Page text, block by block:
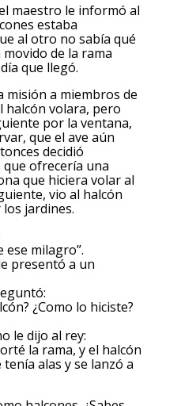
maestro le informó al
estaba
al otro no sabía qué
de la rama
que llegó.
misión a miembros de
halcón volara, pero
por la ventana,
que el ave aún
decidió
ofrecería una
que hiciera volar al
vio al halcón
jardines.
ese milagro”.
presentó a un
¿Como lo hiciste?
le dijo al rey:
la rama, y el halcón
alas y se lanzó a